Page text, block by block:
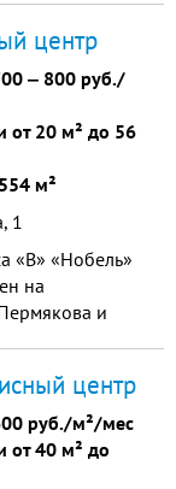
центр
‒ 800 руб./
от 20 м² до 56
м²
1
«В» «Нобель»
на
и
центр
руб./м²/мес
от 40 м² до